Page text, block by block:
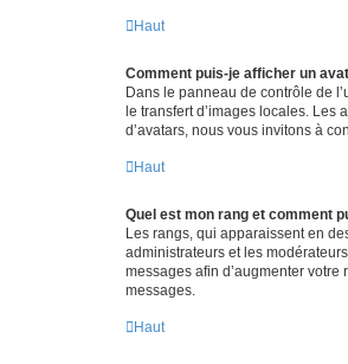
Haut
Comment puis-je afficher un
Dans le panneau de contrôle de
le transfert d’images locales. Les
d’avatars, nous vous invitons à
Haut
Quel est mon rang et comment
Les rangs, qui apparaissent en
administrateurs et les
messages afin d’augmenter
messages.
Haut